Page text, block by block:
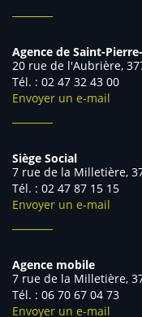
Agence de Saint-
20 rue de l'Aubrière,
Tél. : 02 47 32 43 00
Envoyer un e-mail
Siège Social
7 rue de la Milletière,
Tél. : 02 47 87 15 15
Envoyer un e-mail
Agence mobile
7 rue de la Milletière,
Tél. : 06 70 67 04 73
Envoyer un e-mail